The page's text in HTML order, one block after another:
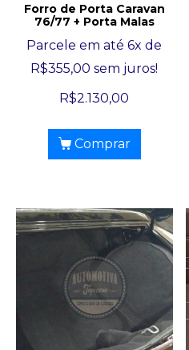
Forro de Porta Caravan
76/77 + Porta Malas
Parcele em até 6x de
R$355,00 sem juros!
R$2.130,00
Comprar